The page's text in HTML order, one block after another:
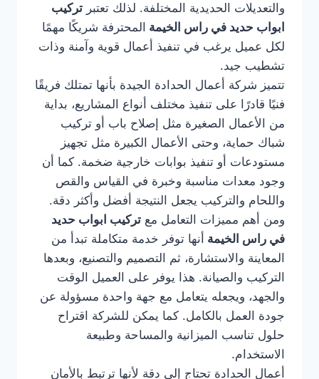
والتعديلات الحديدية المختلفة. لذلك تعتبر تركيب
ابواب حديد في راس الخيمة المحترفة شريكًا مهمًا
لكل عميل يرغب في تنفيذ أعمال قوية وآمنة وذات
تشطيب جيد.
تتميز شركة أعمال الحدادة الجيدة بأنها تمتلك فريقًا
فنيًا قادرًا على تنفيذ مختلف أنواع المشاريع، بداية
من الأعمال الصغيرة مثل إصلاح باب أو تركيب
شباك حماية، وحتى الأعمال الكبيرة مثل تجهيز
مستودعات أو تنفيذ بوابات خارجية ضخمة. كما أن
وجود معدات مناسبة وخبرة في القياس والقص
واللحام والتركيب يجعل النتيجة أفضل وأكثر دقة.
ومن أهم مميزات التعامل مع تركيب ابواب حديد
في راس الخيمة أنها توفر خدمة متكاملة تبدأ من
المعاينة والاستشارة، ثم التصميم والتصنيع، وبعدها
التركيب والصيانة. هذا يوفر على العميل الوقت
والجهد، ويجعله يتعامل مع جهة واحدة مسؤولة عن
جودة العمل بالكامل. كما يمكن للشركة اقتراح
حلول تناسب الميزانية والمساحة وطبيعة
الاستخدام.
أعمال الحدادة تحتاج إلى دقة لأنها ترتبط بالأمان